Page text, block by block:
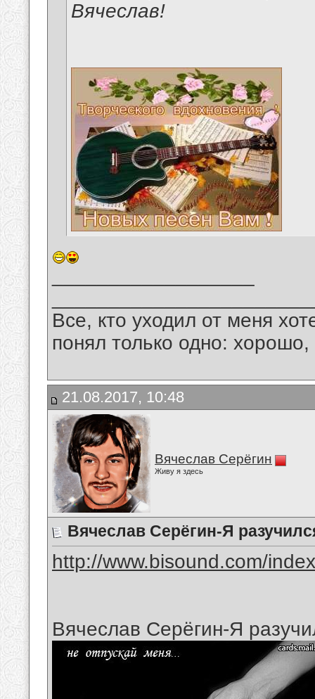
Вячеслав!
Все, кто уходил от меня
понял только одно:
21.08.2017, 10:48
Вячеслав Серёгин
Живу я здесь
Вячеслав Серёгин-Я
http://www.bisound.com/
Вячеслав Серёгин-Я